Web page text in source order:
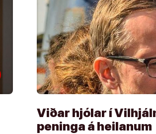
Viðar hjólar í
peninga á heilanum